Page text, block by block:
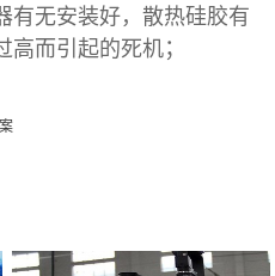
有无安装好，散热硅胶有
高而引起的死机；